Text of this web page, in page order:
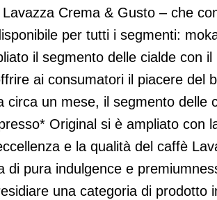
Crema & Gusto – che
per tutti i segmenti:
il segmento delle cialde con
ai consumatori il piacere del
circa un mese, il segmento delle
Original si è ampliato con
e la qualità del caffè
di pura indulgence e
una categoria di prodotto